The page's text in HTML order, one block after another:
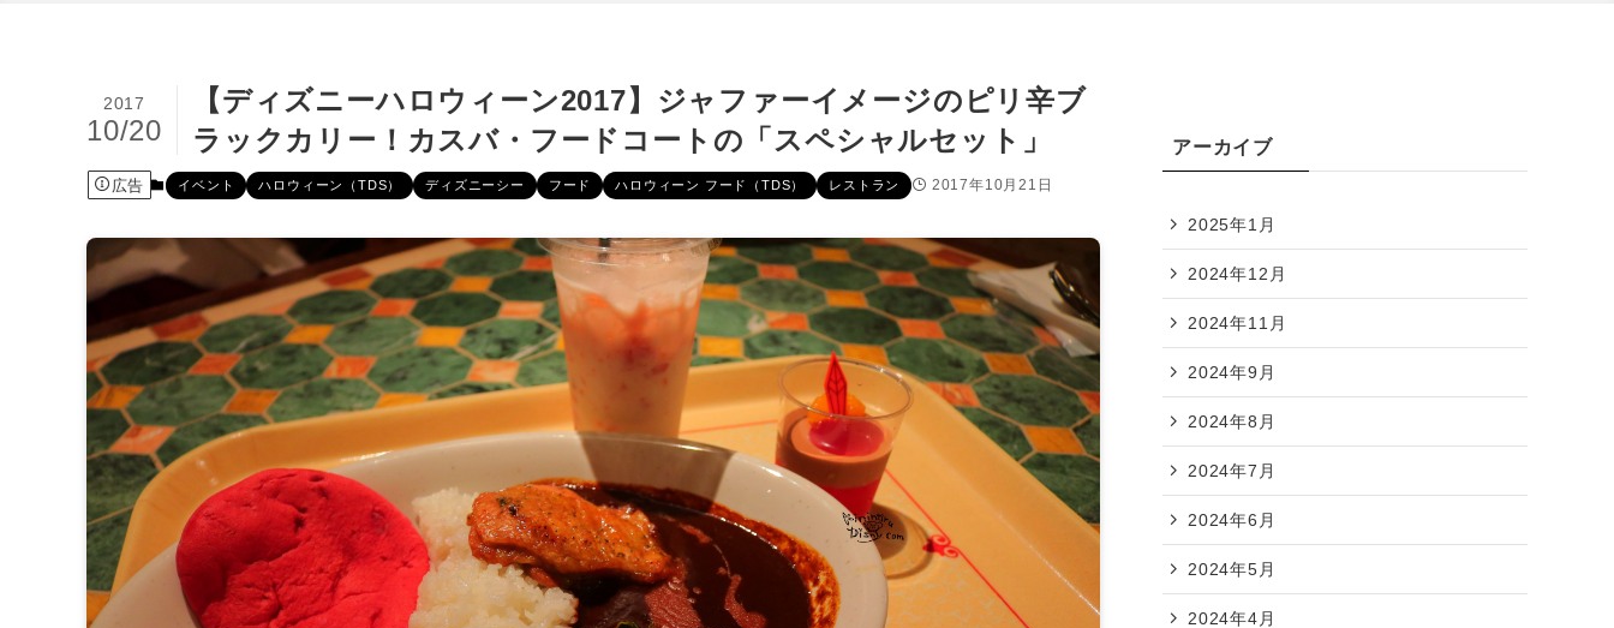
【ディズニーハロウィーン2017】ジャファーイメージのピリ辛ブ
ラックカリー！カスバ・フードコートの「スペシャルセット」
2017
10/20
広告 イベント ハロウィーン（TDS） ディズニーシー フード ハロウィーン フード（TDS） レストラン 2017年10月21日
アーカイブ
2025年1月
2024年12月
2024年11月
2024年9月
2024年8月
2024年7月
2024年6月
2024年5月
2024年4月